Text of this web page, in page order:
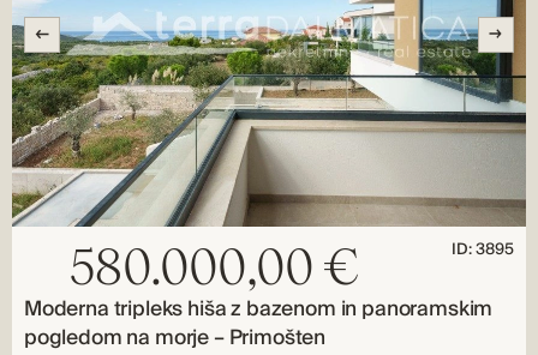
580.000,00 € ID: 3895
Moderna tripleks hiša z bazenom in panoramskim
pogledom na morje – Primošten